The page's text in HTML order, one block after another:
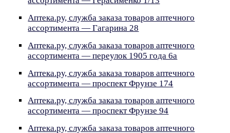
Аптека.ру, служба заказа товаров аптечного
ассортимента — Гагарина 28
Аптека.ру, служба заказа товаров аптечного
ассортимента — переулок 1905 года 6а
Аптека.ру, служба заказа товаров аптечного
ассортимента — проспект Фрунзе 174
Аптека.ру, служба заказа товаров аптечного
ассортимента — проспект Фрунзе 94
Аптека.ру, служба заказа товаров аптечного